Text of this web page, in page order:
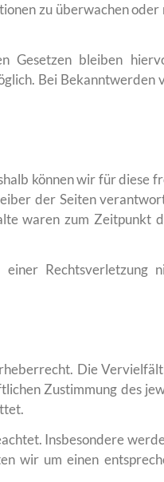
zu überwachen oder
Gesetzen bleiben
Bei Bekanntwerden
können wir für diese
der Seiten
waren zum Zeitpunkt
Rechtsverletzung
Die
Zustimmung des
Insbesondere
wir um einen